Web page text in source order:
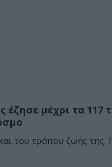
μέχρι τα 117
του τρόπου ζωής της.